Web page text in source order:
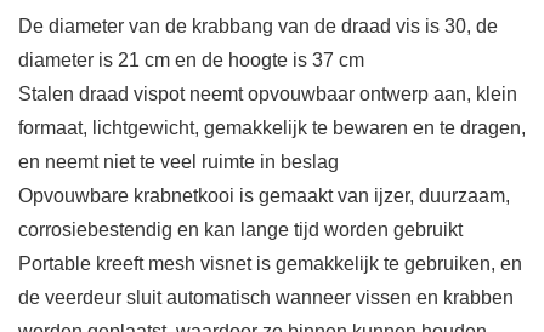
De diameter van de krabbang van de draad vis is 30, de
diameter is 21 cm en de hoogte is 37 cm
Stalen draad vispot neemt opvouwbaar ontwerp aan, klein
formaat, lichtgewicht, gemakkelijk te bewaren en te dragen,
en neemt niet te veel ruimte in beslag
Opvouwbare krabnetkooi is gemaakt van ijzer, duurzaam,
corrosiebestendig en kan lange tijd worden gebruikt
Portable kreeft mesh visnet is gemakkelijk te gebruiken, en
de veerdeur sluit automatisch wanneer vissen en krabben